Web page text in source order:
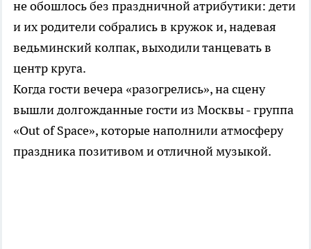
не обошлось без праздничной атрибутики: дети
и их родители собрались в кружок и, надевая
ведьминский колпак, выходили танцевать в
центр круга.
Когда гости вечера «разогрелись», на сцену
вышли долгожданные гости из Москвы - группа
«Out of Space», которые наполнили атмосферу
праздника позитивом и отличной музыкой.